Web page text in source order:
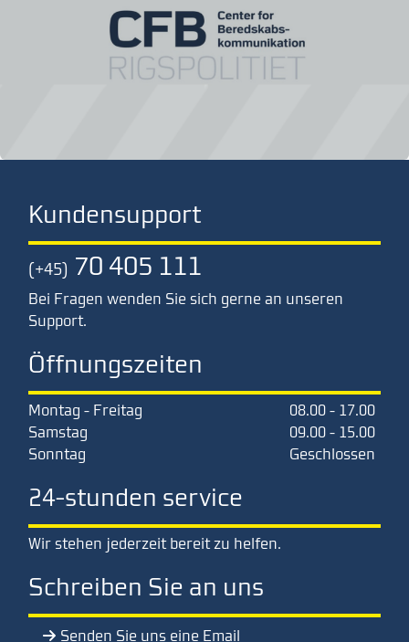
Kundensupport
(+45) 70 405 111
Bei Fragen wenden Sie sich gerne an unseren
Support.
Öffnungszeiten
Montag - Freitag
08.00 - 17.00
Samstag
09.00 - 15.00
Sonntag
Geschlossen
24-stunden service
Wir stehen jederzeit bereit zu helfen.
Schreiben Sie an uns
Senden Sie uns eine Email